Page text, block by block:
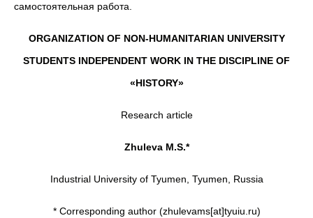
самостоятельная работа.
ORGANIZATION OF NON-HUMANITARIAN UNIVERSITY
STUDENTS INDEPENDENT WORK IN THE DISCIPLINE OF
«HISTORY»
Research article
Zhuleva M.S.*
Industrial University of Tyumen, Tyumen, Russia
* Corresponding author (zhulevams[at]tyuiu.ru)